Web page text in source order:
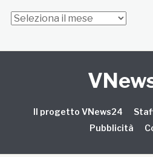
Archivi
Il progetto VNews24
Pubblicità